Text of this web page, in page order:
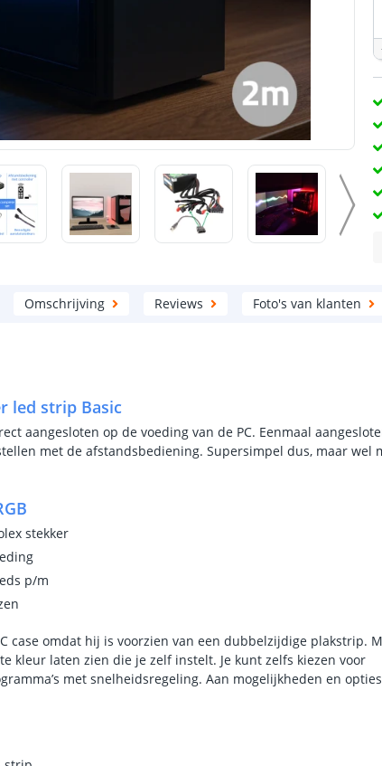
Omschrijving Reviews Foto's van klanten
led strip Basic
aangesloten op de voeding van de PC. Eenmaal
met de afstandsbediening. Supersimpel dus, maar wel
stekker
p/m
case omdat hij is voorzien van een dubbelzijdige plakstrip.
kleur laten zien die je zelf instelt. Je kunt zelfs kiezen voor
met snelheidsregeling. Aan mogelijkheden en